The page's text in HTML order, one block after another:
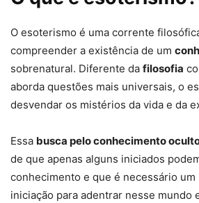
O esoterismo é uma corrente
compreender a existência de um
sobrenatural. Diferente da filosofia
aborda questões mais universais, o
desvendar os mistérios da vida e da
Essa busca pelo conhecimento
de que apenas alguns iniciados
conhecimento e que é necessário um
iniciação para adentrar nesse mundo